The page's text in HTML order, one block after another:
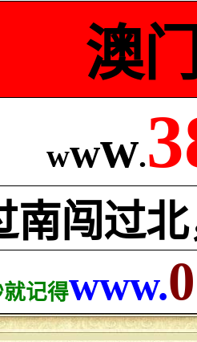
澳
www.
南闯过
记得www.